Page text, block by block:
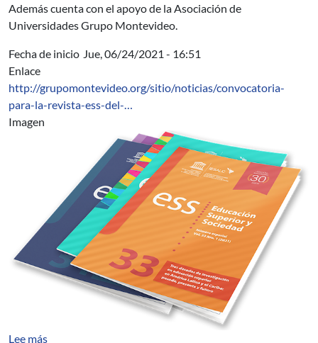
Además cuenta con el apoyo de la Asociación de
Universidades Grupo Montevideo.
Fecha de inicio Jue, 06/24/2021 - 16:51
Enlace
http://grupomontevideo.org/sitio/noticias/convocatoria-
para-la-revista-ess-del-…
Imagen
Lee mássobre Recepción de artículos para la Revista ESS del